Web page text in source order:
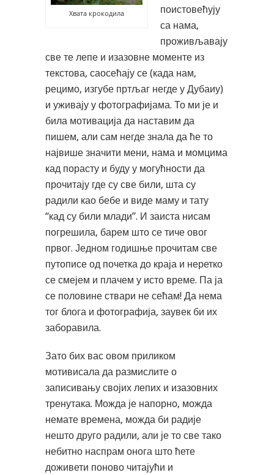
Хвата крокодила
поистовећују
са нама,
проживљавају
све те лепе и изазовне моменте из
текстова, саосећају се (када нам,
рецимо, изгубе пртљаг негде у Дубаиу)
и уживају у фотографијама. То ми је и
била мотивација да наставим да
пишем, али сам негде знала да ће то
највише значити мени, нама и момцима
кад порасту и буду у могућности да
прочитају где су све били, шта су
радили као бебе и виде маму и тату
“кад су били млади”. И заиста нисам
погрешила, барем што се тиче овог
првог. Једном годишње прочитам све
путописе од почетка до краја и неретко
се смејем и плачем у исто време. Па ја
се половине ствари не сећам! Да нема
тог блога и фотографија, заувек би их
заборавила.
Зато бих вас овом приликом
мотивисала да размислите о
записивању својих лепих и изазовних
тренутака. Можда је напорно, можда
немате времена, можда би радије
нешто друго радили, али је то све тако
небитно наспрам онога што ћете
доживети поново читајући и